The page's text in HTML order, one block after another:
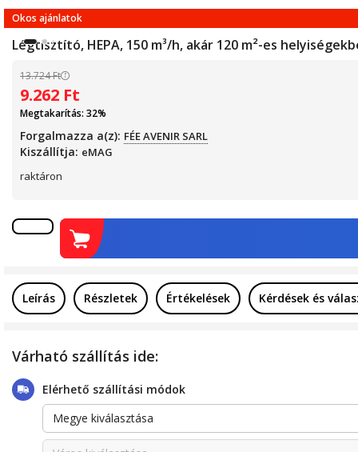
Okos ajánlatok
Légtisztító, HEPA, 150 m³/h, akár 120 m²-es
Várható szállítás ide:
Elérhető szállítási módok
Megye kiválasztása
13.724Ft
9.262 Ft
Megtakarítás: 32%
Forgalmazza a(z): FÉE AVENIR SARL
Kiszállítja: eMAG
raktáron
Leírás Részletek Értékelések Kérdések és